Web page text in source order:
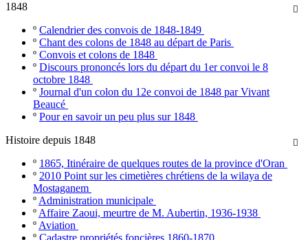

1848
º Calendrier des convois de 1848-1849
º Chant des colons de 1848 au départ de Paris
º Convois et colons de 1848
º Discours prononcés lors du départ du 1er convoi le 8
octobre 1848
º Journal d'un colon du 12e convoi de 1848 par Vivant
Beaucé
º Pour en savoir un peu plus sur 1848

Histoire depuis 1848
º 1865, Itinéraire de quelques routes de la province d'Oran
º 2010 Point sur les cimetières chrétiens de la wilaya de
Mostaganem
º Administration municipale
º Affaire Zaoui, meurtre de M. Aubertin, 1936-1938
º Aviation
º Cadastre propriétés foncières 1860-1870